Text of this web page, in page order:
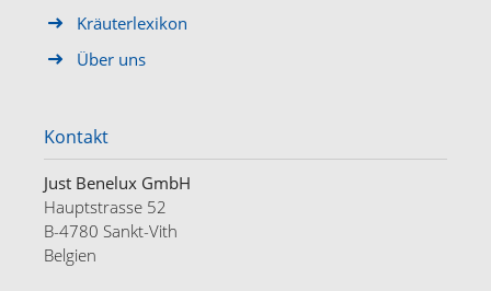
Kräuterlexikon
Über uns
Kontakt
Just Benelux GmbH
Hauptstrasse 52
B-4780 Sankt-Vith
Belgien